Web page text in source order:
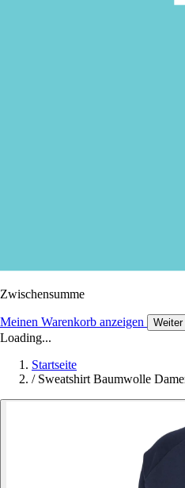
Zwischensumme
Meinen Warenkorb anzeigen
Loading...
Startseite
/ Sweatshirt Baumwolle